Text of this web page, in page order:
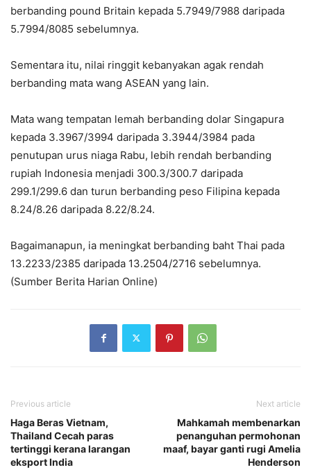
berbanding pound Britain kepada 5.7949/7988 daripada
5.7994/8085 sebelumnya.
Sementara itu, nilai ringgit kebanyakan agak rendah
berbanding mata wang ASEAN yang lain.
Mata wang tempatan lemah berbanding dolar Singapura
kepada 3.3967/3994 daripada 3.3944/3984 pada
penutupan urus niaga Rabu, lebih rendah berbanding
rupiah Indonesia menjadi 300.3/300.7 daripada
299.1/299.6 dan turun berbanding peso Filipina kepada
8.24/8.26 daripada 8.22/8.24.
Bagaimanapun, ia meningkat berbanding baht Thai pada
13.2233/2385 daripada 13.2504/2716 sebelumnya.
(Sumber Berita Harian Online)
Previous article
Haga Beras Vietnam,
Thailand Cecah paras
tertinggi kerana larangan
eksport India
Next article
Mahkamah membenarkan
penanguhan permohonan
maaf, bayar ganti rugi Amelia
Henderson